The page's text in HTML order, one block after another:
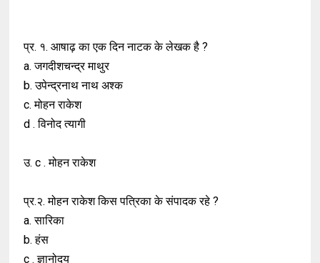
प्र. १. आषाढ़ का एक दिन नाटक के लेखक है ?
a. जगदीशचन्द्र माथुर
b. उपेन्द्रनाथ नाथ अश्क
c. मोहन राकेश
d . विनोद त्यागी
उ. c . मोहन राकेश
प्र.२. मोहन राकेश किस पत्रिका के संपादक रहे ?
a. सारिका
b. हंस
c . ज्ञानोदय